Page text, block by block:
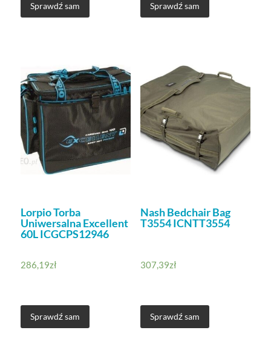
Sprawdź sam Sprawdź sam
Lorpio Torba
Uniwersalna Excellent
60L ICGCPS12946
286,19zł
Sprawdź sam
Nash Bedchair Bag
T3554 ICNTT3554
307,39zł
Sprawdź sam